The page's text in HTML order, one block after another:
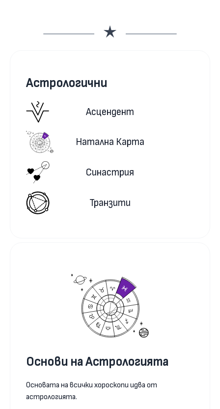
Астрологични
Асцендент
Натална Карта
Синастрия
Транзити
Основи на Астрологията
Основата на всички хороскопи идва от
астрологията.